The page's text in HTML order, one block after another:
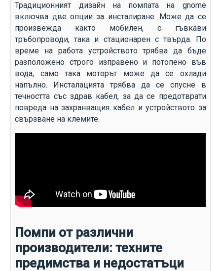
Традиционният дизайн на помпата на gnome
включва две опции за инсталиране. Може да се
произвежда както мобилен, с гъвкави
тръбопроводи, така и стационарен с твърда. По
време на работа устройството трябва да бъде
разположено строго изправено и потопено във
вода, само така моторът може да се охлади
напълно. Инсталацията трябва да се спусне в
течността със здрав кабел, за да се предотврати
повреда на захранващия кабел и устройството за
свързване на клемите.
Помпи от различни
производители: техните
предимства и недостатъци